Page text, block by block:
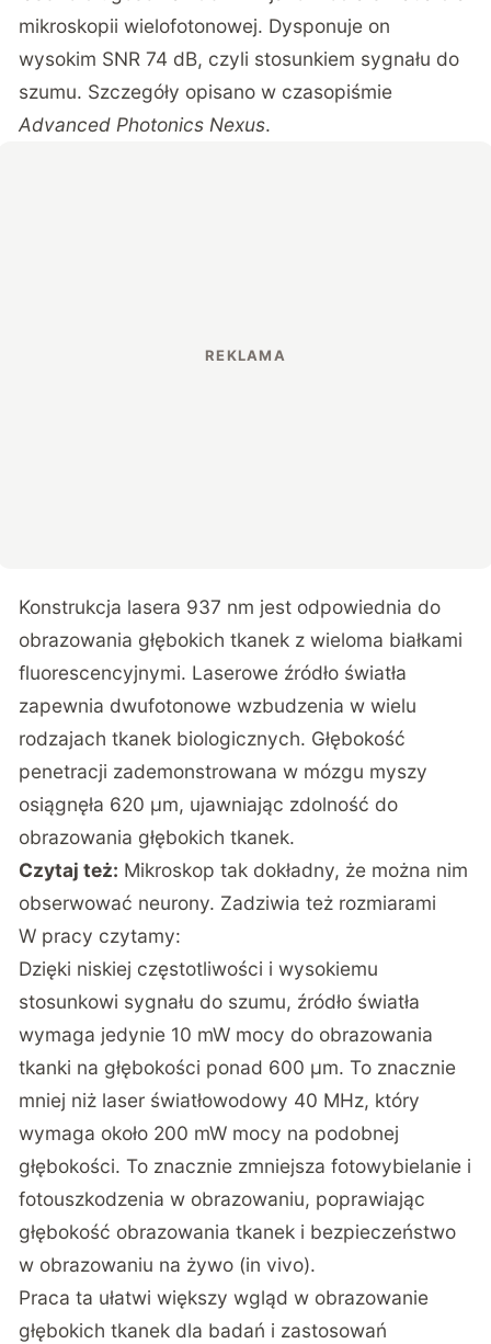
mikroskopii wielofotonowej. Dysponuje on
wysokim SNR 74 dB, czyli stosunkiem sygnału do
szumu. Szczegóły opisano w czasopiśmie
Advanced Photonics Nexus.
Konstrukcja lasera 937 nm jest odpowiednia do
obrazowania głębokich tkanek z wieloma białkami
fluorescencyjnymi. Laserowe źródło światła
zapewnia dwufotonowe wzbudzenia w wielu
rodzajach tkanek biologicznych. Głębokość
penetracji zademonstrowana w mózgu myszy
osiągnęła 620 μm, ujawniając zdolność do
obrazowania głębokich tkanek.
Czytaj też: Mikroskop tak dokładny, że można nim
obserwować neurony. Zadziwia też rozmiarami
W pracy czytamy:
Dzięki niskiej częstotliwości i wysokiemu
stosunkowi sygnału do szumu, źródło światła
wymaga jedynie 10 mW mocy do obrazowania
tkanki na głębokości ponad 600 µm. To znacznie
mniej niż laser światłowodowy 40 MHz, który
wymaga około 200 mW mocy na podobnej
głębokości. To znacznie zmniejsza fotowybielanie i
fotouszkodzenia w obrazowaniu, poprawiając
głębokość obrazowania tkanek i bezpieczeństwo
w obrazowaniu na żywo (in vivo).
Praca ta ułatwi większy wgląd w obrazowanie
głębokich tkanek dla badań i zastosowań